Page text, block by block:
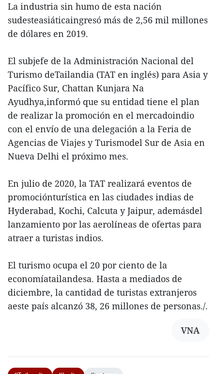
La industria sin humo de esta nación
sudesteasiáticaingresó más de 2,56 mil millones
de dólares en 2019.
El subjefe de la Administración Nacional del
Turismo deTailandia (TAT en inglés) para Asia y
Pacífico Sur, Chattan Kunjara Na
Ayudhya,informó que su entidad tiene el plan
de realizar la promoción en el mercadoindio
con el envío de una delegación a la Feria de
Agencias de Viajes y Turismodel Sur de Asia en
Nueva Delhi el próximo mes.
En julio de 2020, la TAT realizará eventos de
promociónturística en las ciudades indias de
Hyderabad, Kochi, Calcuta y Jaipur, ademásdel
lanzamiento por las aerolíneas de ofertas para
atraer a turistas indios.
El turismo ocupa el 20 por ciento de la
economíatailandesa. Hasta a mediados de
diciembre, la cantidad de turistas extranjeros
aeste país alcanzó 38, 26 millones de personas./.
VNA